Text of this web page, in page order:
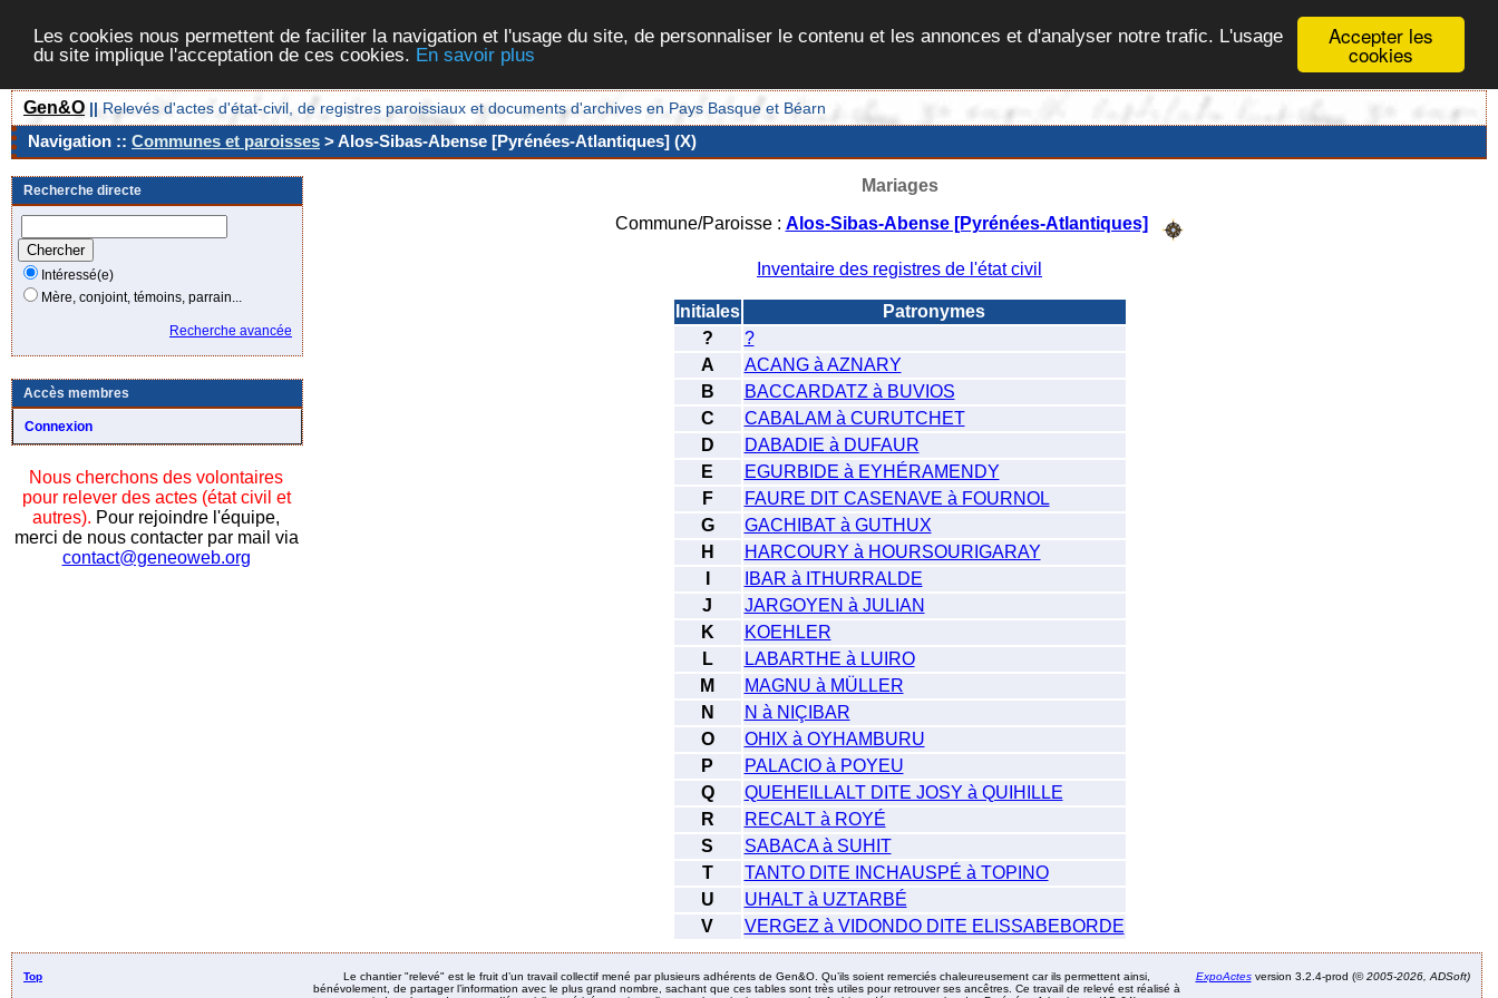
Accepter les
cookies
Les cookies nous permettent de faciliter la navigation et l'usage du site, de personnaliser le contenu et les annonces et d'analyser notre trafic. L'usage
du site implique l'acceptation de ces cookies. En savoir plus
Gen&O || Relevés d'actes d'état-civil, de registres paroissiaux et documents d'archives en Pays Basque et Béarn
Navigation :: Communes et paroisses > Alos-Sibas-Abense [Pyrénées-Atlantiques] (X)
Recherche directe
Intéressé(e)
Mère, conjoint, témoins, parrain...
Recherche avancée
Accès membres
Connexion
Nous cherchons des volontaires
pour relever des actes (état civil et
autres). Pour rejoindre l'équipe,
merci de nous contacter par mail via
contact@geneoweb.org
Mariages
Commune/Paroisse : Alos-Sibas-Abense [Pyrénées-Atlantiques]
Inventaire des registres de l'état civil
Initiales
Patronymes
?
?
A
ACANG à AZNARY
B
BACCARDATZ à BUVIOS
C
CABALAM à CURUTCHET
D
DABADIE à DUFAUR
E
EGURBIDE à EYHÉRAMENDY
F
FAURE DIT CASENAVE à FOURNOL
G
GACHIBAT à GUTHUX
H
HARCOURY à HOURSOURIGARAY
IBAR à ITHURRALDE
J
JARGOYEN à JULIAN
K
KOEHLER
L
LABARTHE à LUIRO
M
MAGNU à MÜLLER
N
N à NIÇIBAR
O
OHIX à OYHAMBURU
P
PALACIO à POYEU
Q
QUEHEILLALT DITE JOSY à QUIHILLE
R
RECALT à ROYÉ
S
SABACA à SUHIT
T
TANTO DITE INCHAUSPÉ à TOPINO
U
UHALT à UZTARBÉ
V
VERGEZ à VIDONDO DITE ELISSABEBORDE
Top
Le chantier "relevé" est le fruit d’un travail collectif mené par plusieurs adhérents de Gen&O. Qu’ils soient remerciés chaleureusement car ils permettent ainsi,
bénévolement, de partager l’information avec le plus grand nombre, sachant que ces tables sont très utiles pour retrouver ses ancêtres. Ce travail de relevé est réalisé à
ExpoActesversion 3.2.4-prod (©2005-2026, ADSoft)